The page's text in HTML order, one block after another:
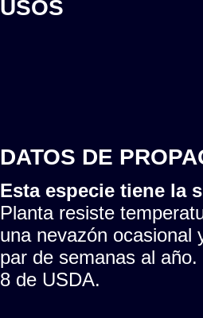
USOS
DATOS DE
Esta especie tiene la
Planta resiste
una nevazón ocasional
par de semanas al
8 de USDA.